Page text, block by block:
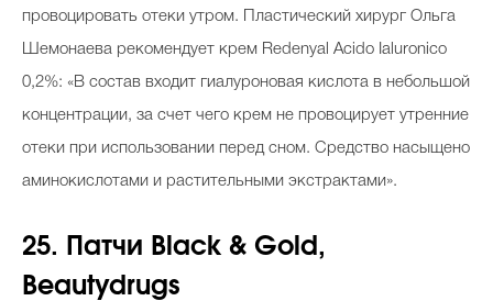
провоцировать отеки утром. Пластический хирург Ольга
Шемонаева рекомендует крем Redenyal Acido Ialuronico
0,2%: «В состав входит гиалуроновая кислота в небольшой
концентрации, за счет чего крем не провоцирует утренние
отеки при использовании перед сном. Средство насыщено
аминокислотами и растительными экстрактами».
25. Патчи Black & Gold,
Beautydrugs